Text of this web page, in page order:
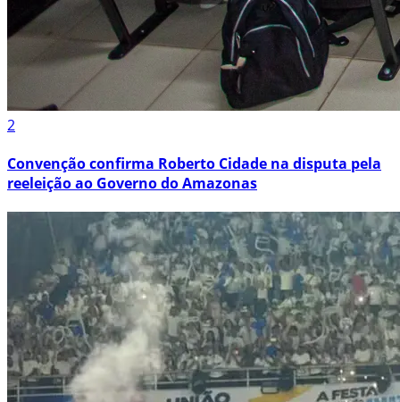
2
Convenção confirma Roberto Cidade na disputa pela
reeleição ao Governo do Amazonas